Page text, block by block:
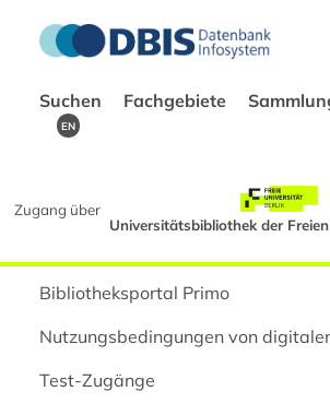
Suchen Fachgebiete
EN
Zugang über
Universitätsbibliothek der
Bibliotheksportal Primo
Nutzungsbedingungen von
Test-Zugänge